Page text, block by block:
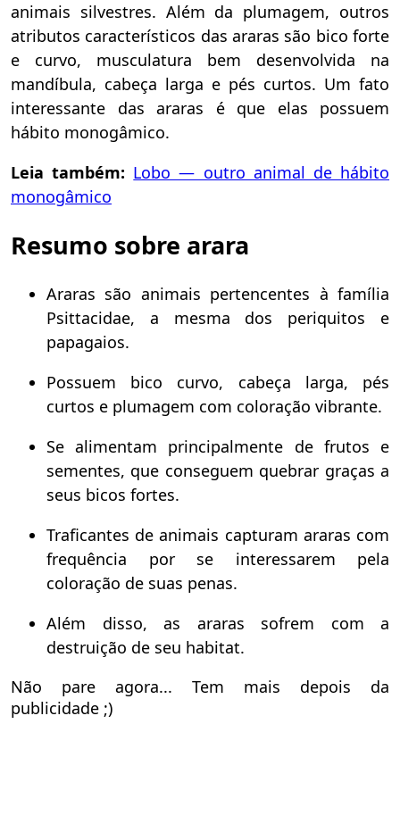
animais silvestres. Além da plumagem, outros
atributos característicos das araras são bico forte
e curvo, musculatura bem desenvolvida na
mandíbula, cabeça larga e pés curtos. Um fato
interessante das araras é que elas possuem
hábito monogâmico.
Leia também: Lobo — outro animal de hábito
monogâmico
Resumo sobre arara
Araras são animais pertencentes à família
Psittacidae, a mesma dos periquitos e
papagaios.
Possuem bico curvo, cabeça larga, pés
curtos e plumagem com coloração vibrante.
Se alimentam principalmente de frutos e
sementes, que conseguem quebrar graças a
seus bicos fortes.
Traficantes de animais capturam araras com
frequência por se interessarem pela
coloração de suas penas.
Além disso, as araras sofrem com a
destruição de seu habitat.
Não pare agora... Tem mais depois da
publicidade ;)